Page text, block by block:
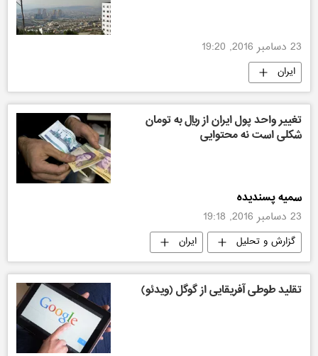
23 دسامبر 2016, 19:20
ایران
تغییر واحد پول ایران از ریال به تومان
شکلی است نه محتوایی
سمیه پسندیده
23 دسامبر 2016, 19:18
گزارش و تحلیل ایران
تقلید طوطی آفریقایی از گوگل (ویدئو)